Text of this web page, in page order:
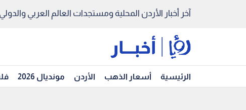
آخر أخبار الأردن المحلية ومستجدات العالم العربي والدولي
الرئيسية أسعار الذهب الأردن مونديال 2026